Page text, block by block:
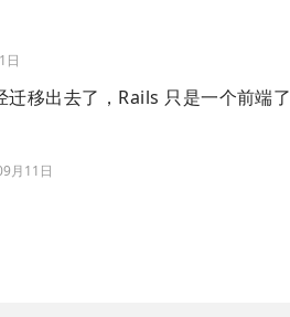
日
移出去了，Rails 只是一个前端了
月11日